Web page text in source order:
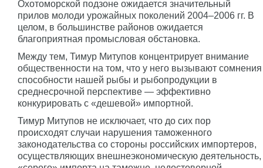
Охотоморской подзоне ожидается значительный
прилов молоди урожайных поколений 2004–2006 гг. В
целом, в большинстве районов ожидается
благоприятная промысловая обстановка.
Между тем, Тимур Митупов концентрирует внимание
общественности на том, что у него вызывают сомнения
способности нашей рыбы и рыбопродукции в
среднесрочной перспективе — эффективно
конкурировать с «дешевой» импортной.
Тимур Митупов не исключает, что до сих пор
происходят случаи нарушения таможенного
законодательства со стороны российских импортеров,
осуществляющих внешнеэкономическую деятельность,